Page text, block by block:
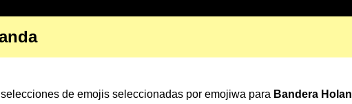
de emojis seleccionadas por emojiwa para Bandera